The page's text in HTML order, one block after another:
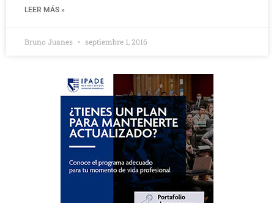
LEER MÁS »
Bruno Juanes septiembre 1, 2016